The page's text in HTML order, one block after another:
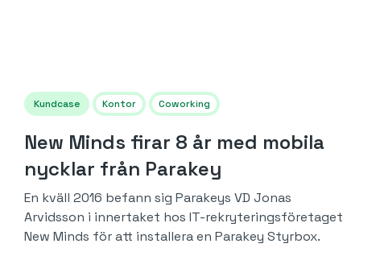
Kundcase Kontor Coworking
New Minds firar 8 år med mobila
nycklar från Parakey
En kväll 2016 befann sig Parakeys VD Jonas
Arvidsson i innertaket hos IT-rekryteringsföretaget
New Minds för att installera en Parakey Styrbox.